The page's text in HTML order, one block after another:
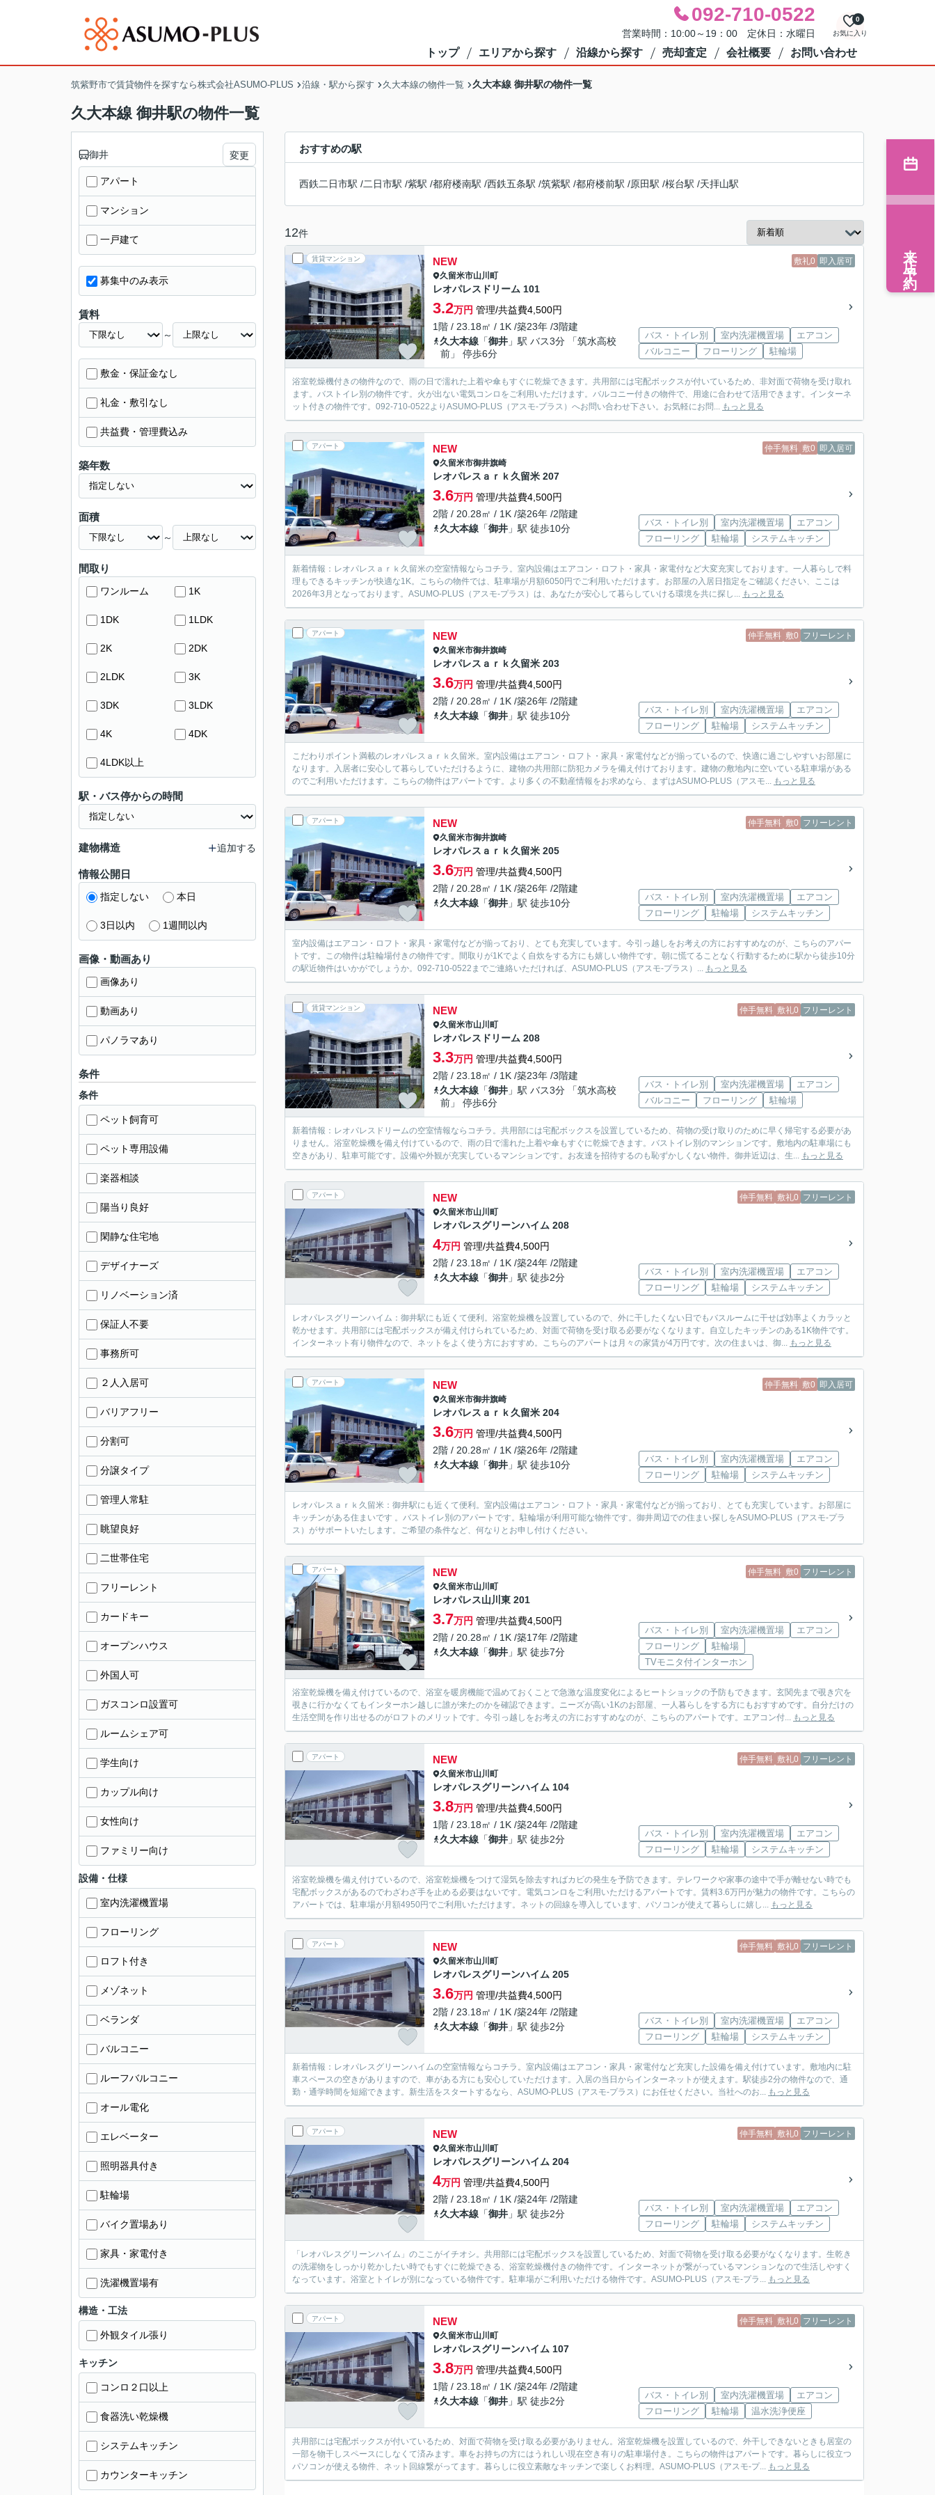
092-710-0522
営業時間：10:00～19：00 定休日：水曜日 お気に入り
0
トップ エリアから探す 沿線から探す 売却査定 会社概要 お問い合わせ
筑紫野市で賃貸物件を探すなら株式会社ASUMO-PLUS 沿線・駅から探す 久大本線の物件一覧 久大本線 御井駅の物件一覧
久大本線 御井駅の物件一覧
おすすめの駅
西鉄二日市駅 /二日市駅 /紫駅 /都府楼南駅 /西鉄五条駅 /筑紫駅 /都府楼前駅 /原田駅 /桜台駅 /天拝山駅
12件
賃貸マンション 敷礼0 即入居可
NEW
久留米市山川町
レオパレスドリーム 101
3.2万円 管理/共益費4,500円
1階 / 23.18㎡ / 1K /築23年 /3階建
久大本線 「御井 」駅 バス3分 「筑水高校
前」 停歩6分
バス・トイレ別 室内洗濯機置場
エアコン
バルコニー
フローリング 駐輪場
浴室乾燥機付きの物件なので、雨の日で濡れた上着や傘もすぐに乾燥できます。共用部には宅配ボックスが付いているため、非対面で荷物を受け取れ
ます。バストイレ別の物件です。火が出ない電気コンロをご利用いただけます。バルコニー付きの物件で、用途に合わせて活用できます。インターネ
ット付きの物件です。092-710-0522よりASUMO-PLUS（アスモ‐プラス）へお問い合わせ下さい。お気軽にお問... もっと見る
アパート 仲手無料 敷0 即入居可
NEW
久留米市御井旗崎
レオパレスａｒｋ久留米 207
3.6万円 管理/共益費4,500円
2階 / 20.28㎡ / 1K /築26年 /2階建
久大本線 「御井 」駅 徒歩10分
バス・トイレ別 室内洗濯機置場
エアコン
フローリング
駐輪場 システムキッチン
新着情報：レオパレスａｒｋ久留米の空室情報ならコチラ。室内設備はエアコン・ロフト・家具・家電付など大変充実しております。一人暮らしで料
理もできるキッチンが快適な1K。こちらの物件では、駐車場が月額6050円でご利用いただけます。お部屋の入居日指定をご確認ください、ここは
2026年3月となっております。ASUMO-PLUS（アスモ‐プラス）は、あなたが安心して暮らしていける環境を共に探し... もっと見る
アパート 仲手無料 敷0 フリーレント
NEW
久留米市御井旗崎
レオパレスａｒｋ久留米 203
3.6万円 管理/共益費4,500円
2階 / 20.28㎡ / 1K /築26年 /2階建
久大本線 「御井 」駅 徒歩10分
バス・トイレ別 室内洗濯機置場
エアコン
フローリング
駐輪場 システムキッチン
こだわりポイント満載のレオパレスａｒｋ久留米。室内設備はエアコン・ロフト・家具・家電付などが揃っているので、快適に過ごしやすいお部屋に
なります。入居者に安心して暮らしていただけるように、建物の共用部に防犯カメラを備え付けております。建物の敷地内に空いている駐車場がある
のでご利用いただけます。こちらの物件はアパートです。より多くの不動産情報をお求めなら、まずはASUMO-PLUS（アスモ... もっと見る
アパート 仲手無料 敷0 フリーレント
NEW
久留米市御井旗崎
レオパレスａｒｋ久留米 205
3.6万円 管理/共益費4,500円
2階 / 20.28㎡ / 1K /築26年 /2階建
久大本線 「御井 」駅 徒歩10分
バス・トイレ別 室内洗濯機置場
エアコン
フローリング
駐輪場 システムキッチン
室内設備はエアコン・ロフト・家具・家電付などが揃っており、とても充実しています。今引っ越しをお考えの方におすすめなのが、こちらのアパー
トです。この物件は駐輪場付きの物件です。間取りが1Kでよく自炊をする方にも嬉しい物件です。朝に慌てることなく行動するために駅から徒歩10分
の駅近物件はいかがでしょうか。092-710-0522までご連絡いただければ、ASUMO-PLUS（アスモ‐プラス）... もっと見る
賃貸マンション 仲手無料 敷礼0 フリーレント
NEW
久留米市山川町
レオパレスドリーム 208
3.3万円 管理/共益費4,500円
2階 / 23.18㎡ / 1K /築23年 /3階建
久大本線 「御井 」駅 バス3分 「筑水高校
前」 停歩6分
バス・トイレ別 室内洗濯機置場
エアコン
バルコニー
フローリング 駐輪場
新着情報：レオパレスドリームの空室情報ならコチラ。共用部には宅配ボックスを設置しているため、荷物の受け取りのために早く帰宅する必要があ
りません。浴室乾燥機を備え付けているので、雨の日で濡れた上着や傘もすぐに乾燥できます。バストイレ別のマンションです。敷地内の駐車場にも
空きがあり、駐車可能です。設備や外観が充実しているマンションです。お友達を招待するのも恥ずかしくない物件。御井近辺は、生... もっと見る
アパート 仲手無料 敷礼0 フリーレント
NEW
久留米市山川町
レオパレスグリーンハイム 208
4万円 管理/共益費4,500円
2階 / 23.18㎡ / 1K /築24年 /2階建
久大本線 「御井 」駅 徒歩2分
バス・トイレ別 室内洗濯機置場
エアコン
フローリング
駐輪場 システムキッチン
レオパレスグリーンハイム：御井駅にも近くて便利。浴室乾燥機を設置しているので、外に干したくない日でもバスルームに干せば効率よくカラッと
乾かせます。共用部には宅配ボックスが備え付けられているため、対面で荷物を受け取る必要がなくなります。自立したキッチンのある1K物件です。
インターネット有り物件なので、ネットをよく使う方におすすめ。こちらのアパートは月々の家賃が4万円です。次の住まいは、御... もっと見る
アパート 仲手無料 敷0 即入居可
NEW
久留米市御井旗崎
レオパレスａｒｋ久留米 204
3.6万円 管理/共益費4,500円
2階 / 20.28㎡ / 1K /築26年 /2階建
久大本線 「御井 」駅 徒歩10分
バス・トイレ別 室内洗濯機置場
エアコン
フローリング
駐輪場 システムキッチン
レオパレスａｒｋ久留米：御井駅にも近くて便利。室内設備はエアコン・ロフト・家具・家電付などが揃っており、とても充実しています。お部屋に
キッチンがある住まいです 。バストイレ別のアパートです。駐輪場が利用可能な物件です。御井周辺での住まい探しをASUMO-PLUS（アスモ‐プラ
ス）がサポートいたします。ご希望の条件など、何なりとお申し付けください。
アパート 仲手無料 敷0 フリーレント
NEW
久留米市山川町
レオパレス山川東 201
3.7万円 管理/共益費4,500円
2階 / 20.28㎡ / 1K /築17年 /2階建
久大本線 「御井 」駅 徒歩7分
バス・トイレ別 室内洗濯機置場
エアコン
フローリング
駐輪場
TVモニタ付インターホン
浴室乾燥機を備え付けているので、浴室を暖房機能で温めておくことで急激な温度変化によるヒートショックの予防もできます。玄関先まで覗き穴を
覗きに行かなくてもインターホン越しに誰が来たのかを確認できます。ニーズが高い1Kのお部屋、一人暮らしをする方にもおすすめです。自分だけの
生活空間を作り出せるのがロフトのメリットです。今引っ越しをお考えの方におすすめなのが、こちらのアパートです。エアコン付... もっと見る
アパート 仲手無料 敷礼0 フリーレント
NEW
久留米市山川町
レオパレスグリーンハイム 104
3.8万円 管理/共益費4,500円
1階 / 23.18㎡ / 1K /築24年 /2階建
久大本線 「御井 」駅 徒歩2分
バス・トイレ別 室内洗濯機置場
エアコン
フローリング
駐輪場 システムキッチン
浴室乾燥機を備え付けているので、浴室乾燥機をつけて湿気を除去すればカビの発生を予防できます。テレワークや家事の途中で手が離せない時でも
宅配ボックスがあるのでわざわざ手を止める必要はないです。電気コンロをご利用いただけるアパートです。賃料3.6万円が魅力の物件です。こちらの
アパートでは、駐車場が月額4950円でご利用いただけます。ネットの回線を導入しています、パソコンが使えて暮らしに嬉し... もっと見る
アパート 仲手無料 敷礼0 フリーレント
NEW
久留米市山川町
レオパレスグリーンハイム 205
3.6万円 管理/共益費4,500円
2階 / 23.18㎡ / 1K /築24年 /2階建
久大本線 「御井 」駅 徒歩2分
バス・トイレ別 室内洗濯機置場
エアコン
フローリング
駐輪場 システムキッチン
新着情報：レオパレスグリーンハイムの空室情報ならコチラ。室内設備はエアコン・家具・家電付など充実した設備を備え付けています。敷地内に駐
車スペースの空きがありますので、車がある方にも安心していただけます。入居の当日からインターネットが使えます。駅徒歩2分の物件なので、通
勤・通学時間を短縮できます。新生活をスタートするなら、ASUMO-PLUS（アスモ‐プラス）にお任せください。当社へのお... もっと見る
アパート 仲手無料 敷礼0 フリーレント
NEW
久留米市山川町
レオパレスグリーンハイム 204
4万円 管理/共益費4,500円
2階 / 23.18㎡ / 1K /築24年 /2階建
久大本線 「御井 」駅 徒歩2分
バス・トイレ別 室内洗濯機置場
エアコン
フローリング
駐輪場 システムキッチン
「レオパレスグリーンハイム」のここがイチオシ。共用部には宅配ボックスを設置しているため、対面で荷物を受け取る必要がなくなります。生乾き
の洗濯物をしっかり乾かしたい時でもすぐに乾燥できる、浴室乾燥機付きの物件です。インターネットが繋がっているマンションなので生活しやすく
なっています。浴室とトイレが別になっている物件です。駐車場がご利用いただける物件です。ASUMO-PLUS（アスモ‐プラ... もっと見る
アパート 仲手無料 敷礼0 フリーレント
NEW
久留米市山川町
レオパレスグリーンハイム 107
3.8万円 管理/共益費4,500円
1階 / 23.18㎡ / 1K /築24年 /2階建
久大本線 「御井 」駅 徒歩2分
バス・トイレ別 室内洗濯機置場
エアコン
フローリング
駐輪場 温水洗浄便座
共用部には宅配ボックスが付いているため、対面で荷物を受け取る必要がありません。浴室乾燥機を設置しているので、外干しできないときも居室の
一部を物干しスペースにしなくて済みます。車をお持ちの方にはうれしい現在空き有りの駐車場付き。こちらの物件はアパートです。暮らしに役立つ
パソコンが使える物件、ネット回線繋がってます。暮らしに役立素敵なキッチンで楽しくお料理。ASUMO-PLUS（アスモ‐プ... もっと見る
御井 変更
アパート
マンション
一戸建て
募集中のみ表示
賃料
～
敷金・保証金なし
礼金・敷引なし
共益費・管理費込み
築年数
面積
～
間取り
ワンルーム 1K
1DK 1LDK
2K 2DK
2LDK 3K
3DK 3LDK
4K 4DK
4LDK以上
駅・バス停からの時間
建物構造 追加する
情報公開日
指定しない 本日
3日以内 1週間以内
画像・動画あり
画像あり
動画あり
パノラマあり
条件
条件
ペット飼育可
ペット専用設備
楽器相談
陽当り良好
閑静な住宅地
デザイナーズ
リノベーション済
保証人不要
事務所可
２人入居可
バリアフリー
分割可
分譲タイプ
管理人常駐
眺望良好
二世帯住宅
フリーレント
カードキー
オープンハウス
外国人可
ガスコンロ設置可
ルームシェア可
学生向け
カップル向け
女性向け
ファミリー向け
設備・仕様
室内洗濯機置場
フローリング
ロフト付き
メゾネット
ベランダ
バルコニー
ルーフバルコニー
オール電化
エレベーター
照明器具付き
駐輪場
バイク置場あり
家具・家電付き
洗濯機置場有
構造・工法
外観タイル張り
キッチン
コンロ２口以上
食器洗い乾燥機
システムキッチン
カウンターキッチン
来店予約